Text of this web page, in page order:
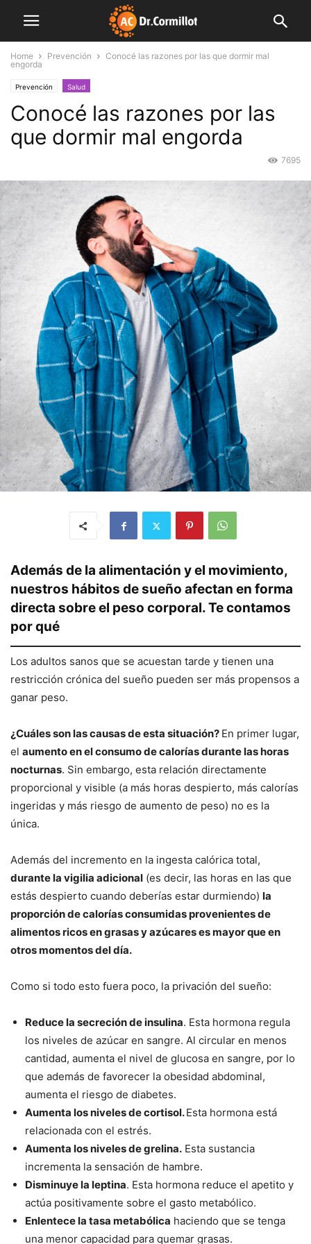
Home Prevención
Conocé las razones por las que dormir mal
engorda
Prevención Salud
Conocé las razones por las
que dormir mal engorda
7695
Además de la alimentación y el movimiento,
nuestros hábitos de sueño afectan en forma
directa sobre el peso corporal. Te contamos
por qué
Los adultos sanos que se acuestan tarde y tienen una
restricción crónica del sueño pueden ser más propensos a
ganar peso.
¿Cuáles son las causas de esta situación? En primer lugar,
el aumento en el consumo de calorías durante las horas
nocturnas. Sin embargo, esta relación directamente
proporcional y visible (a más horas despierto, más calorías
ingeridas y más riesgo de aumento de peso) no es la
única.
Además del incremento en la ingesta calórica total,
durante la vigilia adicional (es decir, las horas en las que
estás despierto cuando deberías estar durmiendo) la
proporción de calorías consumidas provenientes de
alimentos ricos en grasas y azúcares es mayor que en
otros momentos del día.
Como si todo esto fuera poco, la privación del sueño:
Reduce la secreción de insulina. Esta hormona regula
los niveles de azúcar en sangre. Al circular en menos
cantidad, aumenta el nivel de glucosa en sangre, por lo
que además de favorecer la obesidad abdominal,
aumenta el riesgo de diabetes.
Aumenta los niveles de cortisol.Esta hormona está
relacionada con el estrés.
Aumenta los niveles de grelina. Esta sustancia
incrementa la sensación de hambre.
Disminuye la leptina. Esta hormona reduce el apetito y
actúa positivamente sobre el gasto metabólico.
Enlentece la tasa metabólica haciendo que se tenga
una menor capacidad para quemar grasas.